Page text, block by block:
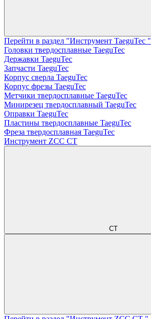
Перейти в раздел "Инструмент TaeguTec "
Головки твердосплавные TaeguTec
Державки TaeguTec
Запчасти TaeguTec
Корпус сверла TaeguTec
Корпус фрезы TaeguTec
Метчики твердосплавные TaeguTec
Минирезец твердосплавный TaeguTec
Оправки TaeguTec
Пластины твердосплавные TaeguTec
Фреза твердосплавная TaeguTec
Инструмент ZCС CT
CT